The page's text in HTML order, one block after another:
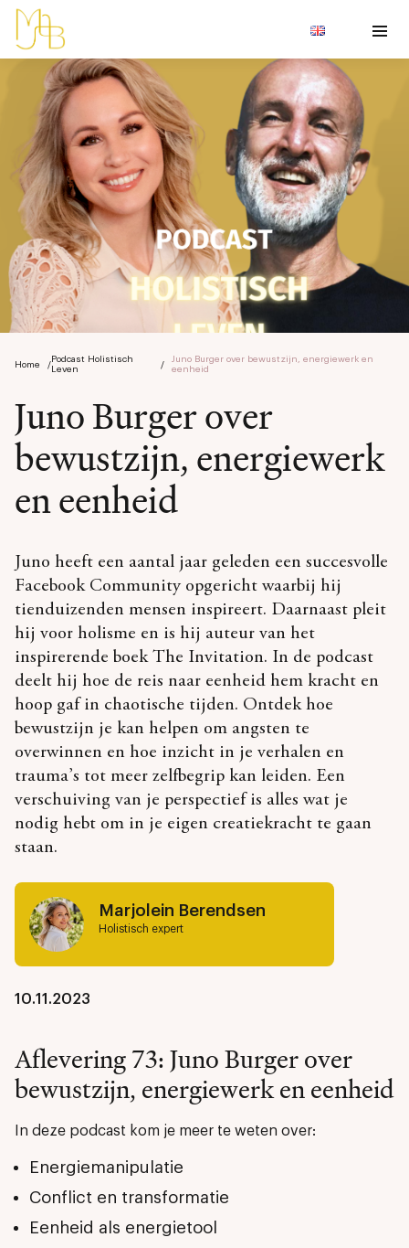
Home /
Podcast Holistisch
Leven
/
Juno Burger over bewustzijn, energiewerk en
eenheid
Juno Burger over
bewustzijn, energiewerk
en eenheid
Juno heeft een aantal jaar geleden een succesvolle
Facebook Community opgericht waarbij hij
tienduizenden mensen inspireert. Daarnaast pleit
hij voor holisme en is hij auteur van het
inspirerende boek The Invitation. In de podcast
deelt hij hoe de reis naar eenheid hem kracht en
hoop gaf in chaotische tijden. Ontdek hoe
bewustzijn je kan helpen om angsten te
overwinnen en hoe inzicht in je verhalen en
trauma’s tot meer zelfbegrip kan leiden. Een
verschuiving van je perspectief is alles wat je
nodig hebt om in je eigen creatiekracht te gaan
staan.
Marjolein Berendsen
Holistisch expert
10.11.2023
Aflevering 73: Juno Burger over
bewustzijn, energiewerk en eenheid
In deze podcast kom je meer te weten over:
Energiemanipulatie
Conflict en transformatie
Eenheid als energietool